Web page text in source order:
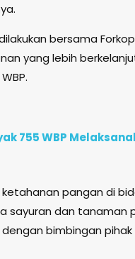
bersama
yang lebih
755 WBP
pangan di
sayuran dan tanaman
bimbingan pihak